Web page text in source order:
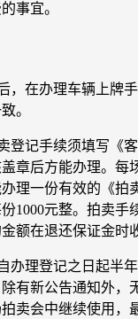
事宜。
，在办理车辆上牌
。
登记手续须填写《
章后方能办理。每
理一份有效的《拍
1000元整。拍卖手
额在退还保证金时
办理登记之日起半
有新公告通知外，
卖会中继续使用，